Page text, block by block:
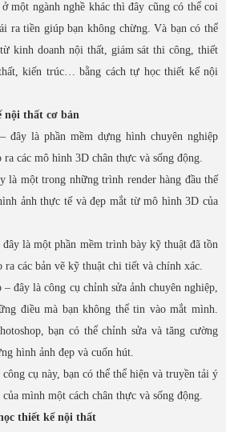
một ngành nghề khác thì đây cũng có thể coi
ra tiền giúp bạn không chừng. Và bạn có thể
kinh doanh nội thất, giám sát thi công, thiết
kiến trúc… bằng cách tự học thiết kế nội
nội thất cơ bản
đây là phần mềm dựng hình chuyên nghiệp
ra các mô hình 3D chân thực và sống động.
là một trong những trình render hàng đầu thế
ảnh thực tế và đẹp mắt từ mô hình 3D của
đây là một phần mềm trình bày kỹ thuật đã tồn
các bản vẽ kỹ thuật chi tiết và chính xác.
– đây là công cụ chỉnh sửa ảnh chuyên nghiệp,
điều mà bạn không thể tin vào mắt mình.
bạn có thể chỉnh sửa và tăng cường
hình ảnh đẹp và cuốn hút.
cụ này, bạn có thể thể hiện và truyền tải ý
mình một cách chân thực và sống động.
thiết kế nội thất